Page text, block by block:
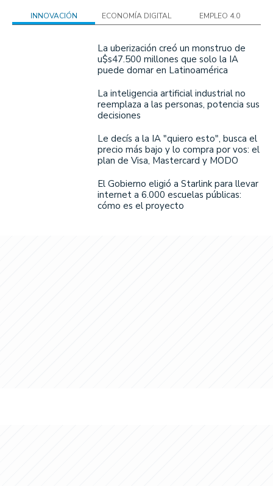
INNOVACIÓN ECONOMÍA DIGITAL EMPLEO 4.0
La uberización creó un monstruo de
u$s47.500 millones que solo la IA
puede domar en Latinoamérica
La inteligencia artificial industrial no
reemplaza a las personas, potencia sus
decisiones
Le decís a la IA "quiero esto", busca el
precio más bajo y lo compra por vos: el
plan de Visa, Mastercard y MODO
El Gobierno eligió a Starlink para llevar
internet a 6.000 escuelas públicas:
cómo es el proyecto